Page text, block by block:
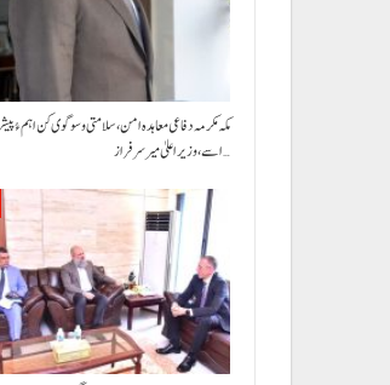
مکہ مکرمہ دفاعی معاہدہ امن، سلامتی و سوگوی کن اہم ءُ
اسے،وزیراعلیٰ میر سرفراز…